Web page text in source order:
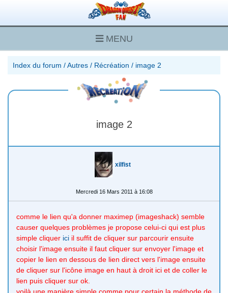
MENU
Index du forum /Autres / Récréation / image 2
image 2
xilfist
Mercredi 16 Mars 2011 à 16:08
comme le lien qu'a donner maximep (imageshack) semble
causer quelques problèmes je propose celui-ci qui est plus
simple cliquer ici il suffit de cliquer sur parcourir ensuite
choisir l'image ensuite il faut cliquer sur envoyer l'image et
copier le lien en dessous de lien direct vers l'image ensuite
de cliquer sur l'icône image en haut à droit ici et de coller le
lien puis cliquer sur ok.